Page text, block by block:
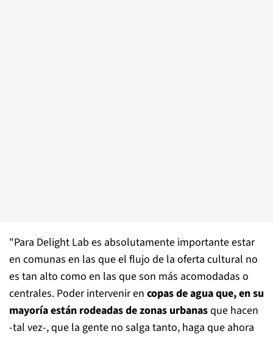
"Para Delight Lab es absolutamente importante estar
en comunas en las que el flujo de la oferta cultural no
es tan alto como en las que son más acomodadas o
centrales. Poder intervenir en copas de agua que, en su
mayoría están rodeadas de zonas urbanasque hacen
-tal vez-, que la gente no salga tanto, haga que ahora